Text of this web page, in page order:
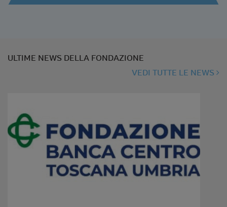
ULTIME NEWS DELLA FONDAZIONE
VEDI TUTTE LE NEWS